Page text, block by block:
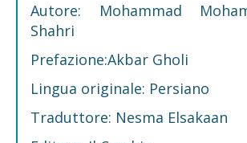
Autore: Mohammad
Shahri
Prefazione:Akbar Gholi
Lingua originale: Persiano
Traduttore: Nesma Elsakaan